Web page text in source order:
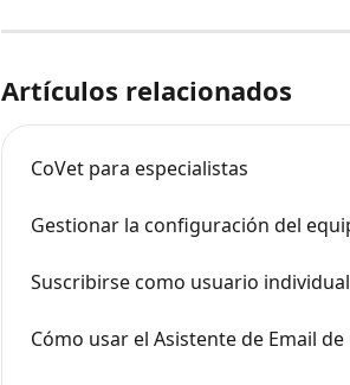
Artículos relacionados
CoVet para especialistas
Gestionar la configuración del
Suscribirse como usuario individual
Cómo usar el Asistente de Email de